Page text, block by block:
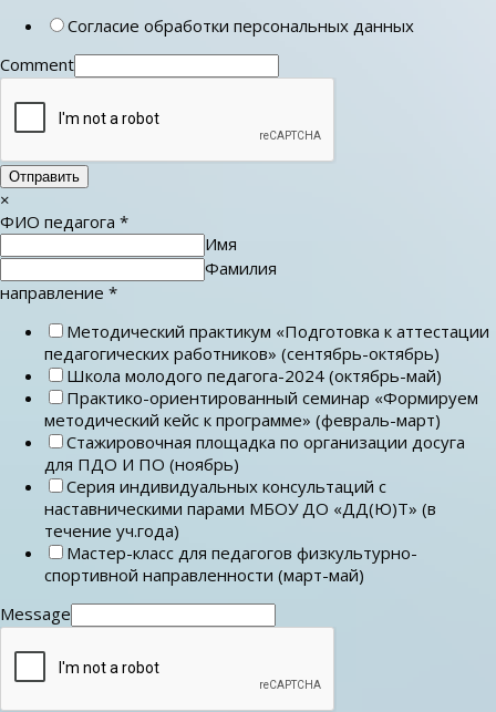
Согласие обработки персональных данных
Comment
Отправить
×
ФИО педагога *
Имя
Фамилия
направление *
Методический практикум «Подготовка к аттестации
педагогических работников» (сентябрь-октябрь)
Школа молодого педагога-2024 (октябрь-май)
Практико-ориентированный семинар «Формируем
методический кейс к программе» (февраль-март)
Стажировочная площадка по организации досуга
для ПДО И ПО (ноябрь)
Серия индивидуальных консультаций с
наставническими парами МБОУ ДО «ДД(Ю)Т» (в
течение уч.года)
Мастер-класс для педагогов физкультурно-
спортивной направленности (март-май)
Message